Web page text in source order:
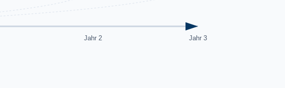
Jahr 2 Jahr 3